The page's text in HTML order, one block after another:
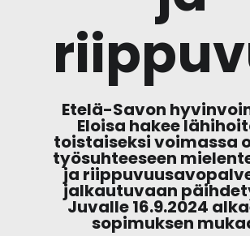
Etelä-Savon
Eloisa hakee
toistaiseksi voimassa
työsuhteeseen
ja
jalkautuvaan
Juvalle 16.9.2024
sopimuksen